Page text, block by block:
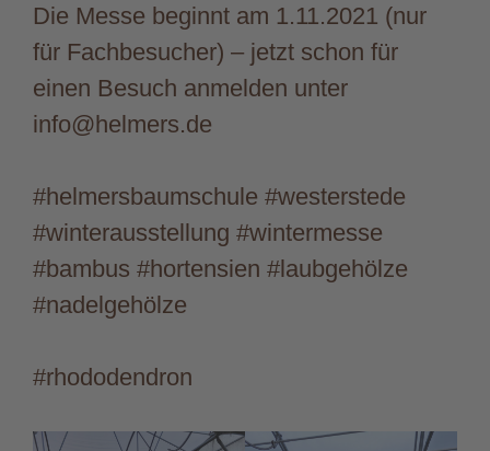
Die Messe beginnt am 1.11.2021 (nur
für Fachbesucher) – jetzt schon für
einen Besuch anmelden unter
info@helmers.de
#helmersbaumschule #westerstede
#winterausstellung #wintermesse
#bambus #hortensien #laubgehölze
#nadelgehölze
#rhododendron